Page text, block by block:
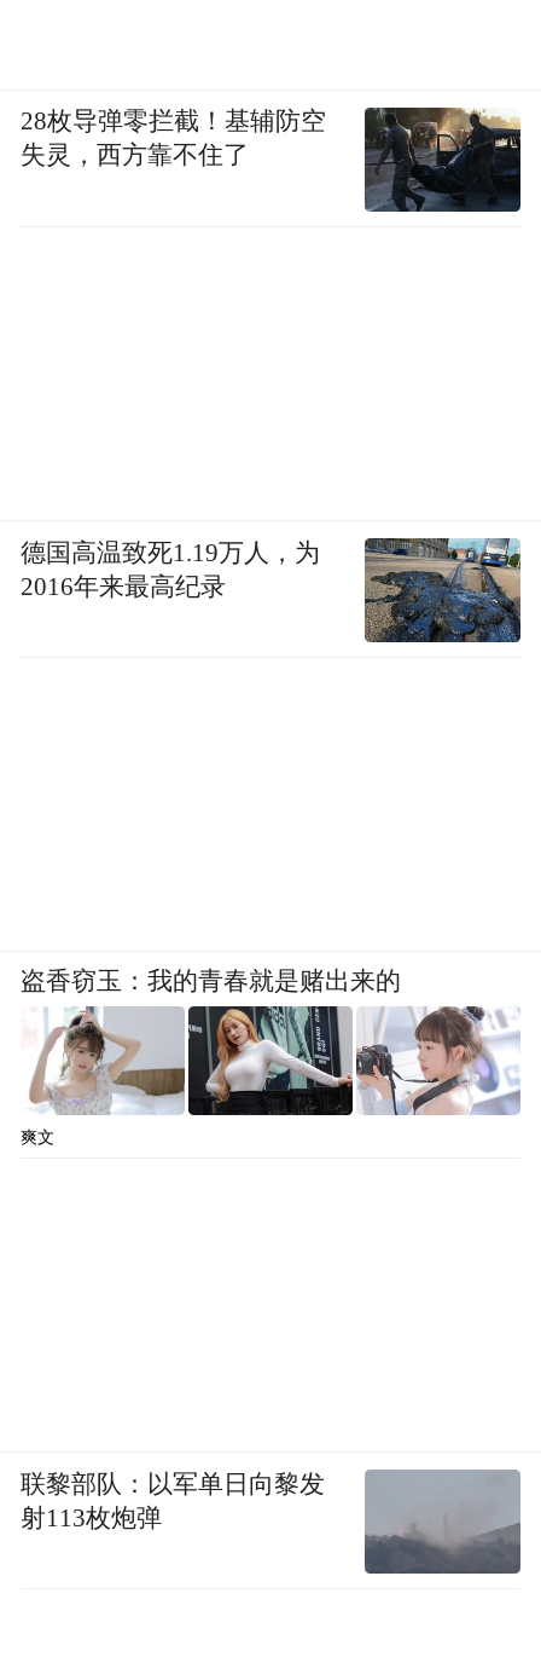
28枚导弹零拦截！基辅防空
失灵，西方靠不住了
德国高温致死1.19万人，为
2016年来最高纪录
盗香窃玉：我的青春就是赌出来的
爽文
联黎部队：以军单日向黎发
射113枚炮弹